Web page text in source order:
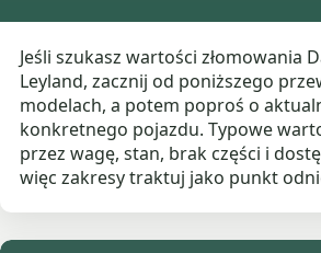
Jeśli szukasz wartości złomowania
Leyland, zacznij od poniższego
modelach, a potem poproś o
konkretnego pojazdu. Typowe
przez wagę, stan, brak części i
więc zakresy traktuj jako punkt